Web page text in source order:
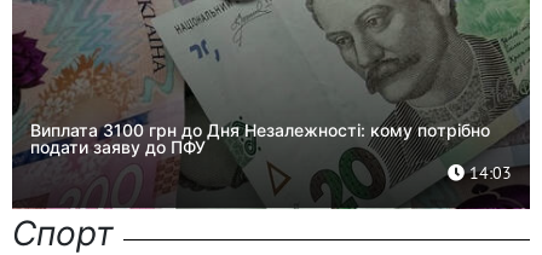
Виплата 3100 грн до Дня Незалежності: кому потрібно
подати заяву до ПФУ
14:03
Спорт